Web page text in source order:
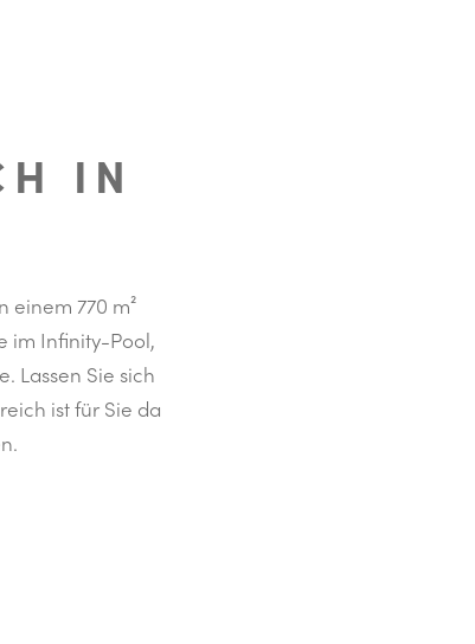
IN
einem 770 m²
im Infinity-Pool,
Lassen Sie sich
ist für Sie da